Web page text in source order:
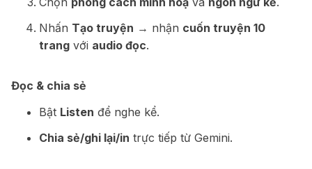
Nhấn Tạo truyện → nhận cuốn truyện 10
trang với audio đọc.
Đọc & chia sẻ
Bật Listen để nghe kể.
Chia sẻ/ghi lại/in trực tiếp từ Gemini.